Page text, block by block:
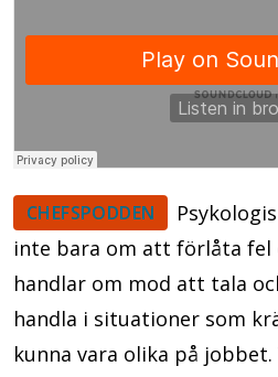
CHEFSPODDEN
inte bara om att förlåta fel
handlar om mod att tala
handla i situationer som
kunna vara olika på